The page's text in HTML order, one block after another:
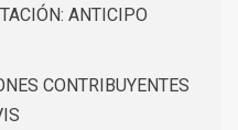
ANTICIPO
CONTRIBUYENTES